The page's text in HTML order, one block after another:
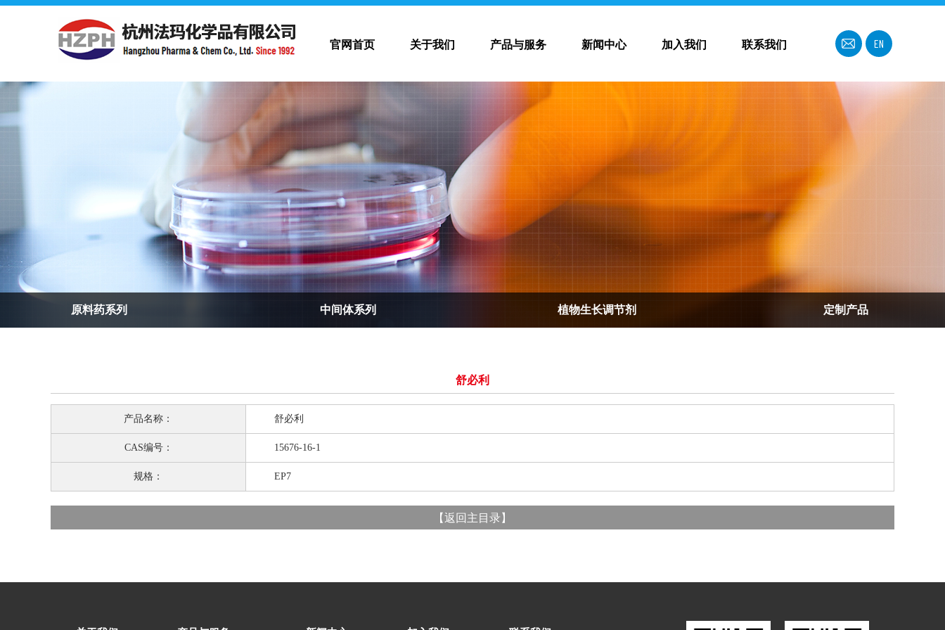
官网首页 关于我们 产品与服务 新闻中心 加入我们 联系我们 EN
原料药系列 中间体系列 植物生长调节剂 定制产品
舒必利
产品名称： 舒必利
CAS编号： 15676-16-1
规格： EP7
【返回主目录】